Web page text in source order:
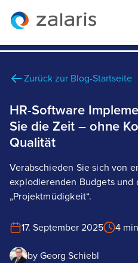
Zurück zur Blog-Startseite
HR-Software
Sie die Zeit – ohne
Qualität
Verabschieden Sie sich von
explodierenden Budgets und
„Projektmüdigkeit“.
17. September 2025 4
by Georg Schiebl